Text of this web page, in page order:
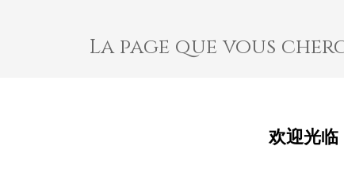
La page que vous
欢迎光临